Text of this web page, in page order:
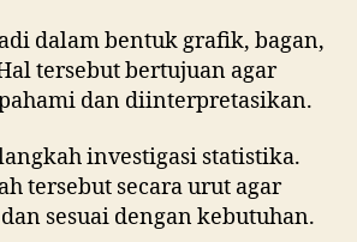
dalam bentuk grafik, bagan,
tersebut bertujuan agar
dan diinterpretasikan.
investigasi statistika.
tersebut secara urut agar
sesuai dengan kebutuhan.